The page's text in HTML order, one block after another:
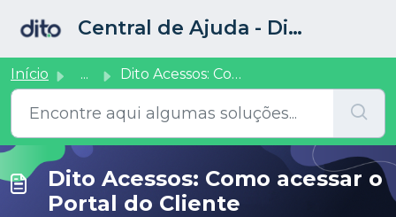
Central de Ajuda - Dito CRM
Início ... Dito Acessos: Como acessar o Portal do Cliente
Dito Acessos: Como acessar o
Portal do Cliente